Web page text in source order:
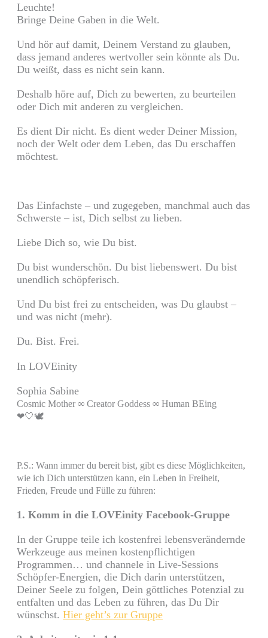
Leuchte!
Bringe Deine Gaben in die Welt.
Und hör auf damit, Deinem Verstand zu glauben,
dass jemand anderes wertvoller sein könnte als Du.
Du weißt, dass es nicht sein kann.
Deshalb höre auf, Dich zu bewerten, zu beurteilen
oder Dich mit anderen zu vergleichen.
Es dient Dir nicht. Es dient weder Deiner Mission,
noch der Welt oder dem Leben, das Du erschaffen
möchtest.
Das Einfachste – und zugegeben, manchmal auch das
Schwerste – ist, Dich selbst zu lieben.
Liebe Dich so, wie Du bist.
Du bist wunderschön. Du bist liebenswert. Du bist
unendlich schöpferisch.
Und Du bist frei zu entscheiden, was Du glaubst –
und was nicht (mehr).
Du. Bist. Frei.
In LOVEinity
Sophia Sabine
Cosmic Mother∞Creator Goddess∞Human BEing
❤🤍🕊
P.S.: Wann immer du bereit bist, gibt es diese Möglichkeiten,
wie ich Dich unterstützen kann, ein Leben in Freiheit,
Frieden, Freude und Fülle zu führen:
1. Komm in die LOVEinity Facebook-Gruppe
In der Gruppe teile ich kostenfrei lebensverändernde
Werkzeuge aus meinen kostenpflichtigen
Programmen… und channele in Live-Sessions
Schöpfer-Energien, die Dich darin unterstützen,
Deiner Seele zu folgen, Dein göttliches Potenzial zu
entfalten und das Leben zu führen, das Du Dir
wünschst.Hier geht’s zur Gruppe